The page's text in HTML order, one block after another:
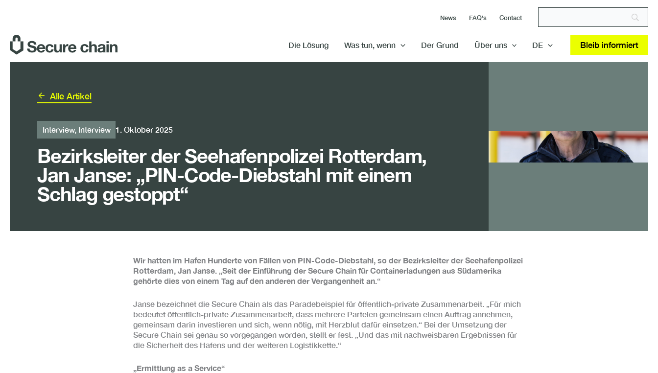
News FAQ’s Contact
Die Lösung Was tun, wenn Der Grund Über uns DE Bleib informiert
Alle Artikel
Interview, Interview 1. Oktober 2025
Bezirksleiter der Seehafenpolizei Rotterdam,
Jan Janse: „PIN-Code-Diebstahl mit einem
Schlag gestoppt“
Wir hatten im Hafen Hunderte von Fällen von PIN-Code-Diebstahl, so der Bezirksleiter der Seehafenpolizei
Rotterdam, Jan Janse. „Seit der Einführung der Secure Chain für Containerladungen aus Südamerika
gehörte dies von einem Tag auf den anderen der Vergangenheit an.“
Janse bezeichnet die Secure Chain als das Paradebeispiel für öffentlich-private Zusammenarbeit. „Für mich
bedeutet öffentlich-private Zusammenarbeit, dass mehrere Parteien gemeinsam einen Auftrag annehmen,
gemeinsam darin investieren und sich, wenn nötig, mit Herzblut dafür einsetzen.“ Bei der Umsetzung der
Secure Chain sei genau so vorgegangen worden, stellt er fest. „Und das mit nachweisbaren Ergebnissen für
die Sicherheit des Hafens und der weiteren Logistikkette.“
„Ermittlung as a Service“